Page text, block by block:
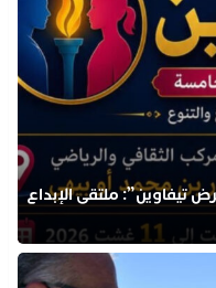
تيفاوين”: ملتقى الإبداع